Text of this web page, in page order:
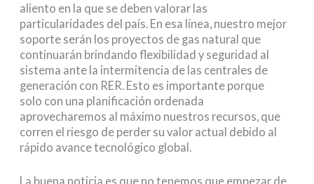
aliento en la que se deben valorar las
particularidades del país. En esa línea, nuestro mejor
soporte serán los proyectos de gas natural que
continuarán brindando flexibilidad y seguridad al
sistema ante la intermitencia de las centrales de
generación con RER. Esto es importante porque
solo con una planificación ordenada
aprovecharemos al máximo nuestros recursos, que
corren el riesgo de perder su valor actual debido al
rápido avance tecnológico global.
La buena noticia es que no tenemos que empezar de